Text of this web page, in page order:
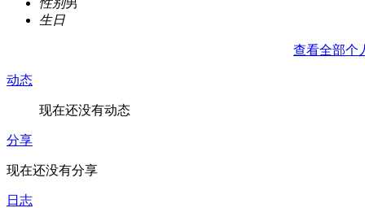
生日
查看全部个
动态
现在还没有动态
分享
现在还没有分享
日志